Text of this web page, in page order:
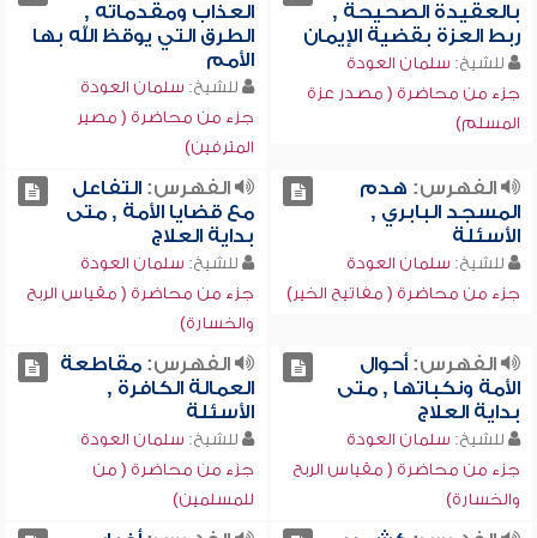
بالعقيدة الصحيحة ,
ربط العزة بقضية الإيمان
للشيخ: سلمان العودة
جزء من محاضرة ( مصدر عزة
المسلم)
العذاب ومقدماته ,
الطرق التي يوقظ الله بها
الأمم
للشيخ: سلمان العودة
جزء من محاضرة ( مصير
المترفين)
الفهرس: هدم
المسجد البابري ,
الأسئلة
للشيخ: سلمان العودة
جزء من محاضرة ( مفاتيح الخير)
الفهرس:التفاعل
مع قضايا الأمة , متى
بداية العلاج
للشيخ: سلمان العودة
جزء من محاضرة ( مقياس الربح
والخسارة)
الفهرس:أحوال
الأمة ونكباتها , متى
بداية العلاج
للشيخ: سلمان العودة
جزء من محاضرة ( مقياس الربح
والخسارة)
الفهرس:مقاطعة
العمالة الكافرة ,
الأسئلة
للشيخ: سلمان العودة
جزء من محاضرة ( من
للمسلمين)